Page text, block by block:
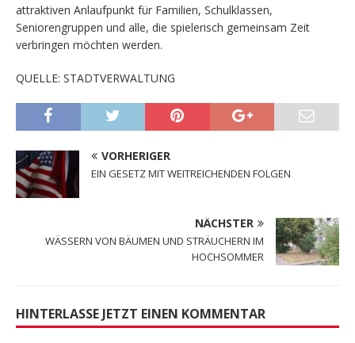
attraktiven Anlaufpunkt für Familien, Schulklassen,
Seniorengruppen und alle, die spielerisch gemeinsam Zeit
verbringen möchten werden.
QUELLE: STADTVERWALTUNG
VORHERIGER
EIN GESETZ MIT WEITREICHENDEN FOLGEN
NÄCHSTER
WÄSSERN VON BÄUMEN UND STRÄUCHERN IM
HOCHSOMMER
HINTERLASSE JETZT EINEN KOMMENTAR